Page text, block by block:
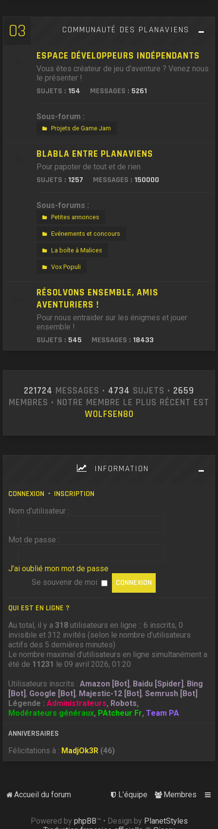
03 COMMUNAUTÉ DES PLANAVIENS
ESPACE DÉVELOPPEURS INDÉPENDANTS
Vous êtes créateur de jeu d'aventure ? Venez nous
le présenter !
SUJETS : 154 MESSAGES : 5261
Sous-forum :
Projets de Game Jam
BLABLA ENTRE PLANAVIENS
Pour papoter de tout et de rien
SUJETS : 1257 MESSAGES : 150000
Sous-forums :
Petites annonces
Evénements et concours
La boîte à Malices
Vox Populi
RÉSOLVONS ENSEMBLE, AMIS
AVENTURIERS !
Pour nous entraider sur les énigmes et jouer
ensemble !
SUJETS : 545 MESSAGES : 18433
221724 MESSAGES • 4734 SUJETS • 2659
MEMBRES • NOTRE MEMBRE LE PLUS RÉCENT EST
WOLFSEN80
INFORMATION
CONNEXION • INSCRIPTION
Nom d’utilisateur :
Mot de passe :
J’ai oublié mon mot de passe
Se souvenir de moi
QUI EST EN LIGNE ?
Au total, il y a318 utilisateurs en ligne :: 6 inscrits, 0
invisible et 312 invités (selon le nombre d’utilisateurs
actifs des 5 dernières minutes)
Le nombre maximal d’utilisateurs en ligne simultanément a
été de 11231 le 09 avril 2026, 01:20
Utilisateurs inscrits :Amazon [Bot], Baidu [Spider], Bing
[Bot], Google [Bot], Majestic-12 [Bot],Semrush [Bot]
Légende :Administrateurs, Robots,
Modérateurs généraux, PAtcheur Fr,Team PA
ANNIVERSAIRES
Félicitations à : MadjOk3R (46)
Accueil du forum Membres
L’équipe
Powered by phpBB™ • Design by PlanetStyles